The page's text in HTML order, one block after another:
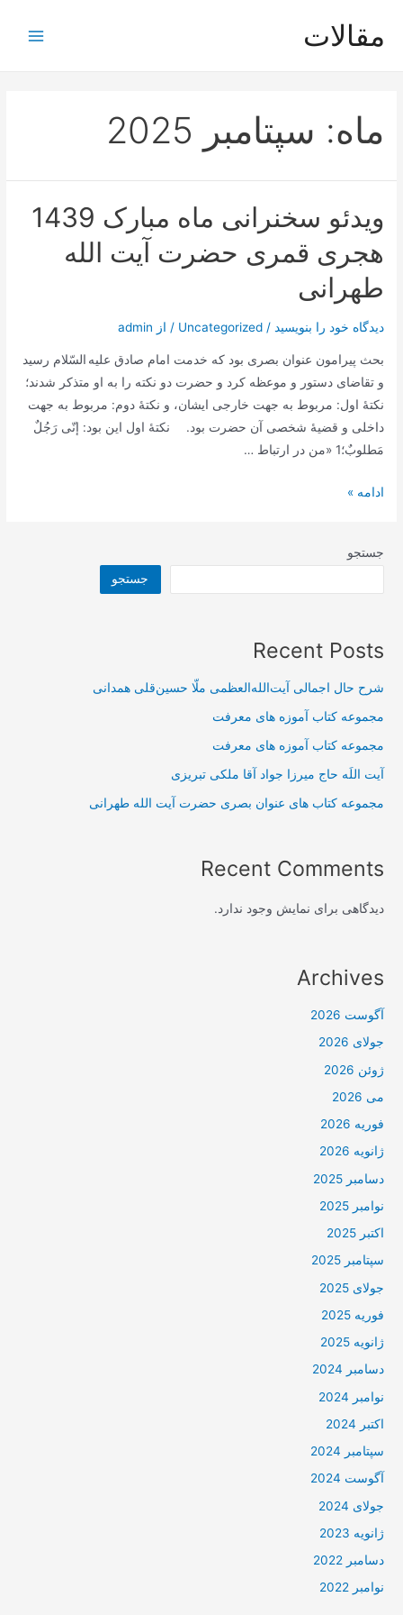
مقالات
ماه: سپتامبر 2025
ویدئو سخنرانی ماه مبارک 1439
هجری قمری حضرت آیت الله
طهرانی
دیدگاه‌ خود را بنویسید /
Uncategorized / از admin
بحث پیرامون عنوان بصری بود که خدمت امام صادق علیه السّلام رسید
و تقاضای دستور و موعظه کرد و حضرت دو نکته را به او متذکر شدند؛
نکتۀ اول: مربوط به جهت خارجی ایشان، و نکتۀ دوم: مربوط به جهت
داخلی و قضیۀ شخصی آن حضرت بود. نکتۀ اول این بود: إنّی رَجُلٌ
مَطلوبٌ؛1 «من در ارتباط …
ویدئو
مبارک
حضرت
الله
طهرانی
ادامه »
جستجو
جستجو
Recent Posts
شرح حال اجمالی آیت‌الله‌العظمی ملّا حسین‌قلی همدانی
مجموعه کتاب آموزه های معرفت
مجموعه کتاب آموزه های معرفت
آیت اللَه حاج میرزا جواد آقا ملکی تبریزی
مجموعه کتاب های عنوان بصری حضرت آیت الله طهرانی
Recent Comments
دیدگاهی برای نمایش وجود ندارد.
Archives
آگوست 2026
جولای 2026
ژوئن 2026
می 2026
فوریه 2026
ژانویه 2026
دسامبر 2025
نوامبر 2025
اکتبر 2025
سپتامبر 2025
جولای 2025
فوریه 2025
ژانویه 2025
دسامبر 2024
نوامبر 2024
اکتبر 2024
سپتامبر 2024
آگوست 2024
جولای 2024
ژانویه 2023
دسامبر 2022
نوامبر 2022